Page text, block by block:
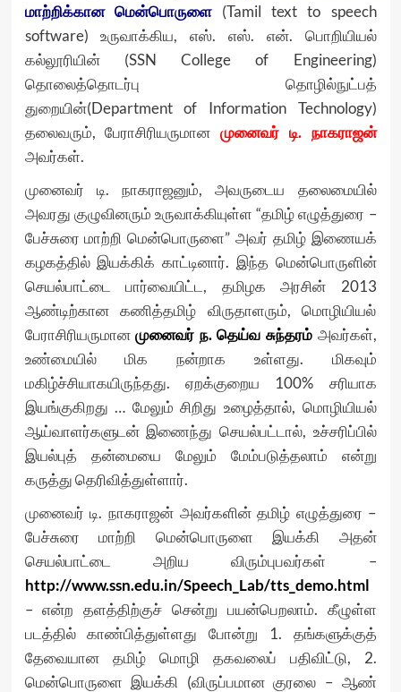
மாற்றிக்கான மென்பொருளை(Tamil text to speech
software) உருவாக்கிய, எஸ். எஸ். என். பொறியியல்
கல்லூரியின் (SSN College of Engineering)
தொலைத்தொடர்பு தொழில்நுட்பத்
துறையின்(Department of Information Technology)
தலைவரும், பேராசிரியருமான முனைவர் டி. நாகராஜன்
அவர்கள்.
முனைவர் டி. நாகராஜனும், அவருடைய தலைமையில்
அவரது குழுவினரும் உருவாக்கியுள்ள “தமிழ் எழுத்துரை –
பேச்சுரை மாற்றி மென்பொருளை” அவர் தமிழ் இணையக்
கழகத்தில் இயக்கிக் காட்டினார். இந்த மென்பொருளின்
செயல்பாட்டை பார்வையிட்ட, தமிழக அரசின் 2013
ஆண்டிற்கான கணித்தமிழ் விருதாளரும், மொழியியல்
பேராசிரியருமானமுனைவர் ந. தெய்வ சுந்தரம்அவர்கள்,
உண்மையில் மிக நன்றாக உள்ளது. மிகவும்
மகிழ்ச்சியாகயிருந்தது. ஏறக்குறைய 100% சரியாக
இயங்குகிறது … மேலும் சிறிது உழைத்தால், மொழியியல்
ஆய்வாளர்களுடன் இணைந்து செயல்பட்டால், உச்சரிப்பில்
இயல்புத் தன்மையை மேலும் மேம்படுத்தலாம் என்று
கருத்து தெரிவித்துள்ளார்.
முனைவர் டி. நாகராஜன் அவர்களின் தமிழ் எழுத்துரை –
பேச்சுரை மாற்றி மென்பொருளை இயக்கி அதன்
செயல்பாட்டை அறிய விரும்புபவர்கள் –
http://www.ssn.edu.in/Speech_Lab/tts_demo.html
– என்ற தளத்திற்குச் சென்று பயன்பெறலாம். கீழுள்ள
படத்தில் காண்பித்துள்ளது போன்று 1. தங்களுக்குத்
தேவையான தமிழ் மொழி தகவலைப் பதிவிட்டு, 2.
மென்பொருளை இயக்கி (விருப்பமான குரலை – ஆண்